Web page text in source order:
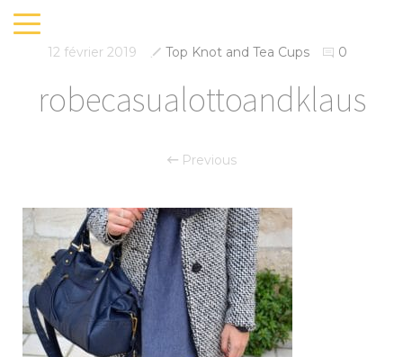
12 février 2019 Top Knot and Tea Cups 0
robecasualottoandklaus
Previous